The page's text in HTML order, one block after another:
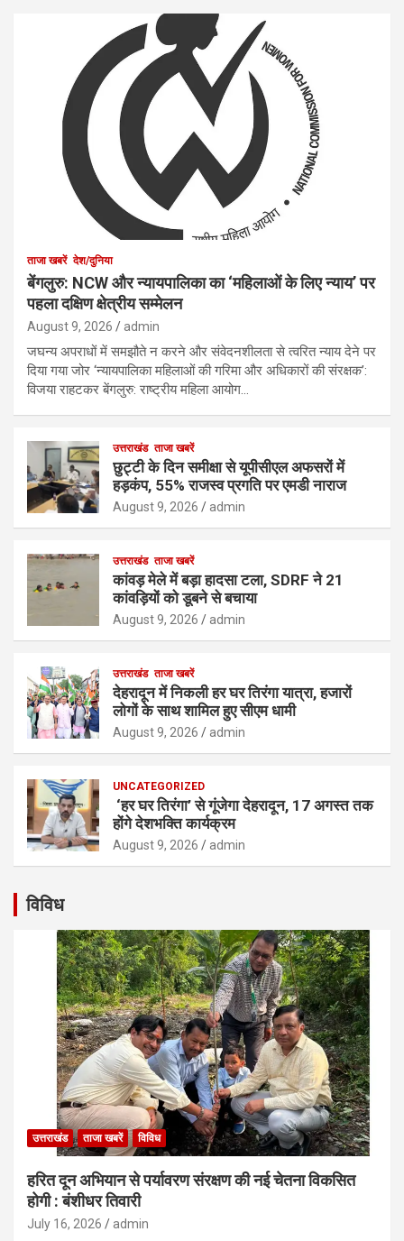
ताजा खबरें देश/दुनिया
बेंगलुरु: NCW और न्यायपालिका का ‘महिलाओं के लिए न्याय’ पर
पहला दक्षिण क्षेत्रीय सम्मेलन
August 9, 2026 admin
जघन्य अपराधों में समझौते न करने और संवेदनशीलता से त्वरित न्याय देने पर
दिया गया जोर ‘न्यायपालिका महिलाओं की गरिमा और अधिकारों की संरक्षक’:
विजया राहटकर बेंगलुरु: राष्ट्रीय महिला आयोग…
उत्तराखंड ताजा खबरें
छुट्टी के दिन समीक्षा से यूपीसीएल अफसरों में
हड़कंप, 55% राजस्व प्रगति पर एमडी नाराज
August 9, 2026 admin
उत्तराखंड ताजा खबरें
कांवड़ मेले में बड़ा हादसा टला, SDRF ने 21
कांवड़ियों को डूबने से बचाया
August 9, 2026 admin
उत्तराखंड ताजा खबरें
देहरादून में निकली हर घर तिरंगा यात्रा, हजारों
लोगों के साथ शामिल हुए सीएम धामी
August 9, 2026 admin
UNCATEGORIZED
‘हर घर तिरंगा’ से गूंजेगा देहरादून, 17 अगस्त तक
होंगे देशभक्ति कार्यक्रम
August 9, 2026 admin
विविध
उत्तराखंड ताजा खबरें विविध
हरित दून अभियान से पर्यावरण संरक्षण की नई चेतना विकसित
होगी : बंशीधर तिवारी
July 16, 2026 admin